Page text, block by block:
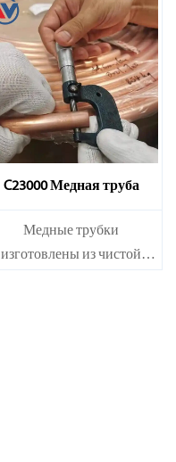
C23000 Медная труба
Медные трубки
изготовлены из чистой